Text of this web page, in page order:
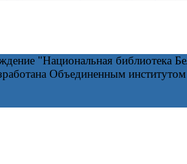
"Национальная библиотека
Объединенным